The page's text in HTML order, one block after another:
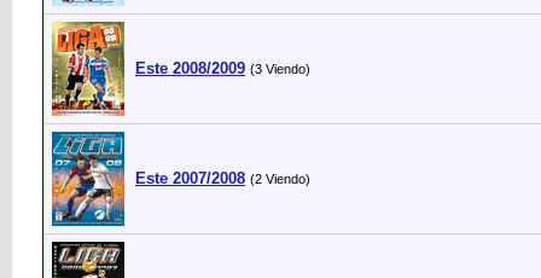
Este 2008/2009 (3 Viendo)
Este 2007/2008 (2 Viendo)